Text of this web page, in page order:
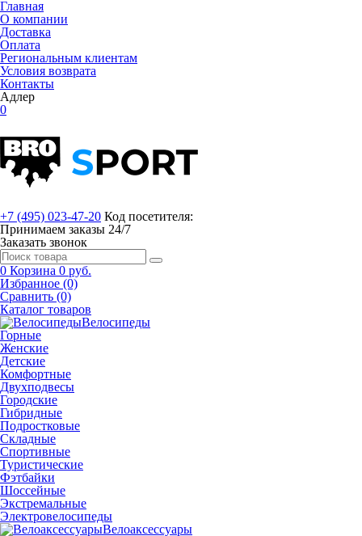
Главная
О компании
Доставка
Оплата
Региональным клиентам
Условия возврата
Контакты
Адлер
0
+7 (495) 023-47-20 Код посетителя:
Принимаем заказы 24/7
Заказать звонок
0 Корзина 0 руб.
Избранное (0)
Сравнить (0)
Каталог товаров
Велосипеды
Горные
Женские
Детские
Комфортные
Двухподвесы
Городские
Гибридные
Подростковые
Складные
Спортивные
Туристические
Фэтбайки
Шоссейные
Экстремальные
Электровелосипеды
Велоаксессуары